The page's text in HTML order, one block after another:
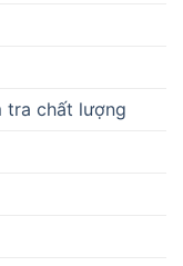
tra chất lượng